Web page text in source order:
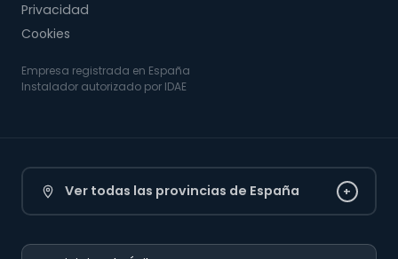
Privacidad
Cookies
Empresa registrada en España
Instalador autorizado por IDAE
Ver todas las provincias de España +